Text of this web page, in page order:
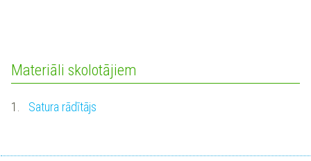
Materiāli skolotājiem
1. Satura rādītājs